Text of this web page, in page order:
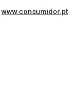
www.consumidor.pt